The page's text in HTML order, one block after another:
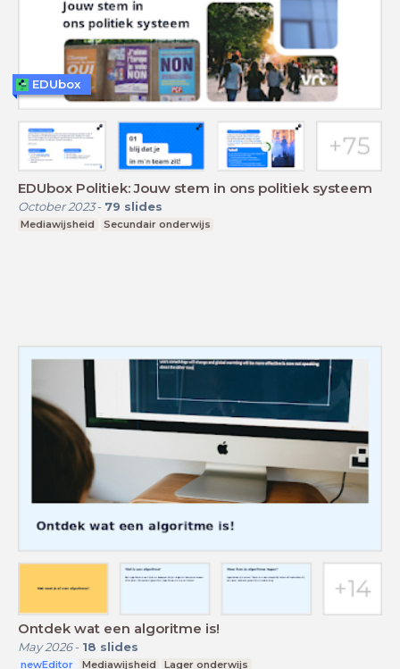
EDUbox Politiek: Jouw stem in ons politiek systeem
October 2023- 79 slides
Mediawijsheid Secundair onderwijs
EDUbox
Ontdek wat een algoritme is!
May 2026- 18 slides
newEditor Mediawijsheid Lager onderwijs